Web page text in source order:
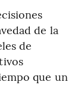
de la
de
que un